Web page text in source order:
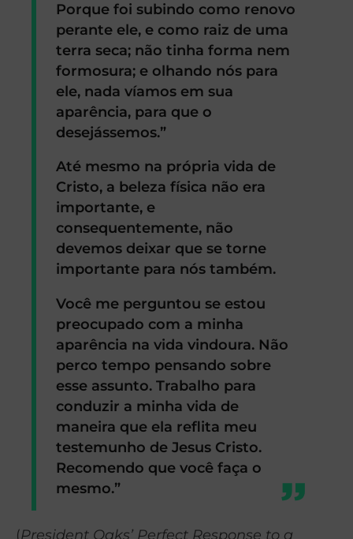
Porque foi subindo como renovo
perante ele, e como raiz de uma
terra seca; não tinha forma nem
formosura; e olhando nós para
ele, nada víamos em sua
aparência, para que o
desejássemos.”
Até mesmo na própria vida de
Cristo, a beleza física não era
importante, e
consequentemente, não
devemos deixar que se torne
importante para nós também.
Você me perguntou se estou
preocupado com a minha
aparência na vida vindoura. Não
perco tempo pensando sobre
esse assunto. Trabalho para
conduzir a minha vida de
maneira que ela reflita meu
testemunho de Jesus Cristo.
Recomendo que você faça o
mesmo.”
(President Oaks’ Perfect Response to a